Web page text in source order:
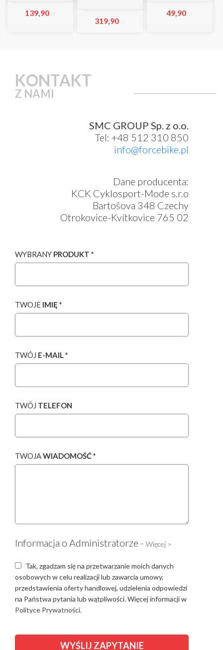
139,90
319,90
49,90
KONTAKT
Z NAMI
SMC GROUP Sp. z o.o.
Tel: +48 512 310 850
info@forcebike.pl
Dane producenta:
KCK Cyklosport-Mode s.r.o
Bartošova 348 Czechy
Otrokovice-Kvítkovice 765 02
WYBRANY PRODUKT *
TWOJE IMIĘ *
TWÓJ E-MAIL *
TWÓJ TELEFON
TWOJAWIADOMOŚĆ *
Informacja o Administratorze - Więcej >
Tak, zgadzam się na przetwarzanie moich danych
osobowych w celu realizacji lub zawarcia umowy,
przedstawienia oferty handlowej, udzielenia odpowiedzi
na Państwa pytania lub wątpliwości. Więcej informacji w
Polityce Prywatności.